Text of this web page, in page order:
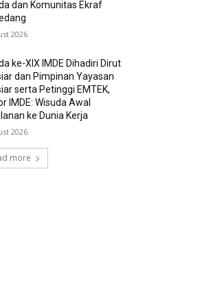
dan Komunitas Ekraf
2026
ke-XIX IMDE Dihadiri Dirut
dan Pimpinan Yayasan
serta Petinggi EMTEK,
IMDE: Wisuda Awal
ke Dunia Kerja
2026
more